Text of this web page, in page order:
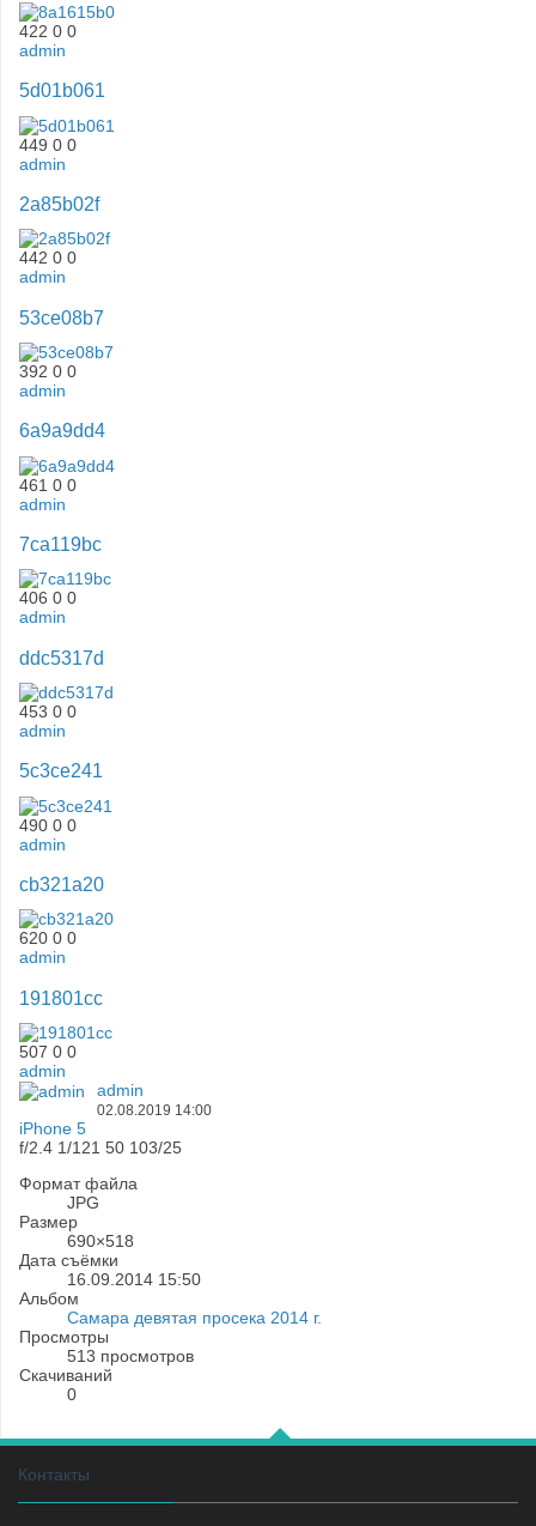
422 0 0
admin
5d01b061
449 0 0
admin
2a85b02f
442 0 0
admin
53ce08b7
392 0 0
admin
6a9a9dd4
461 0 0
admin
7ca119bc
406 0 0
admin
ddc5317d
453 0 0
admin
5c3ce241
490 0 0
admin
cb321a20
620 0 0
admin
191801cc
507 0 0
admin
admin
02.08.2019 14:00
iPhone 5
f/2.4 1/121 50 103/25
Формат файла
JPG
Размер
690×518
Дата съёмки
16.09.2014 15:50
Альбом
Самара девятая просека 2014 г.
Просмотры
513 просмотров
Скачиваний
0
Контакты